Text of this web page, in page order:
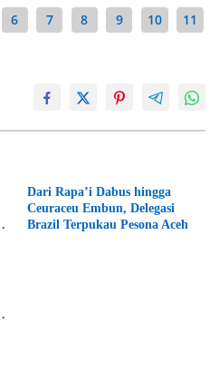
6 7 8 9 10
11
Dari Rapa’i Dabus hingga
Ceuraceu Embun, Delegasi
Brazil Terpukau Pesona Aceh